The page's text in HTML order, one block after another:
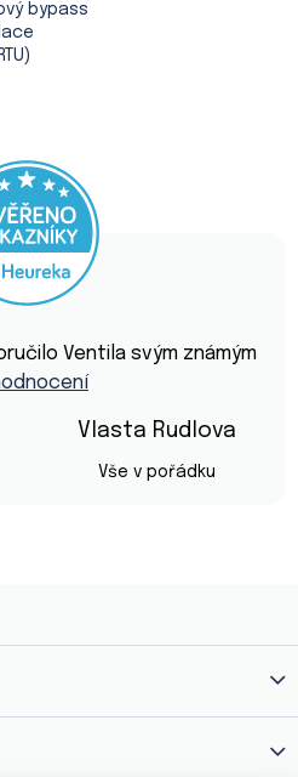
bypass
hodnocení
obchodu
je
hvězdiček.
Ventila svým známým
Vlasta Rudlova
Vše v pořádku